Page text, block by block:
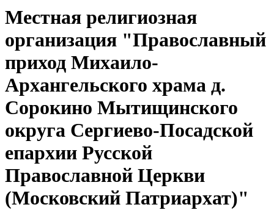
Местная религиозная
организация "Православный
приход Михаило-
Архангельского храма д.
Сорокино Мытищинского
округа Сергиево-Посадской
епархии Русской
Православной Церкви
(Московский Патриархат)"